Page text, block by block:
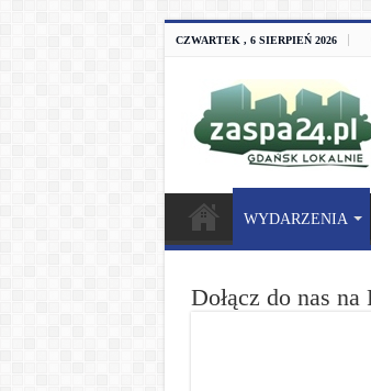
CZWARTEK , 6 SIERPIEŃ 2026
WYDARZENIA
Dołącz do nas